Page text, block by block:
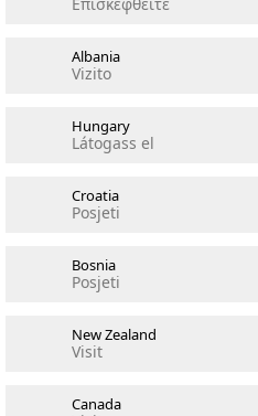
Albania
Vizito
Hungary
Látogass el
Croatia
Posjeti
Bosnia
Posjeti
New Zealand
Visit
Canada